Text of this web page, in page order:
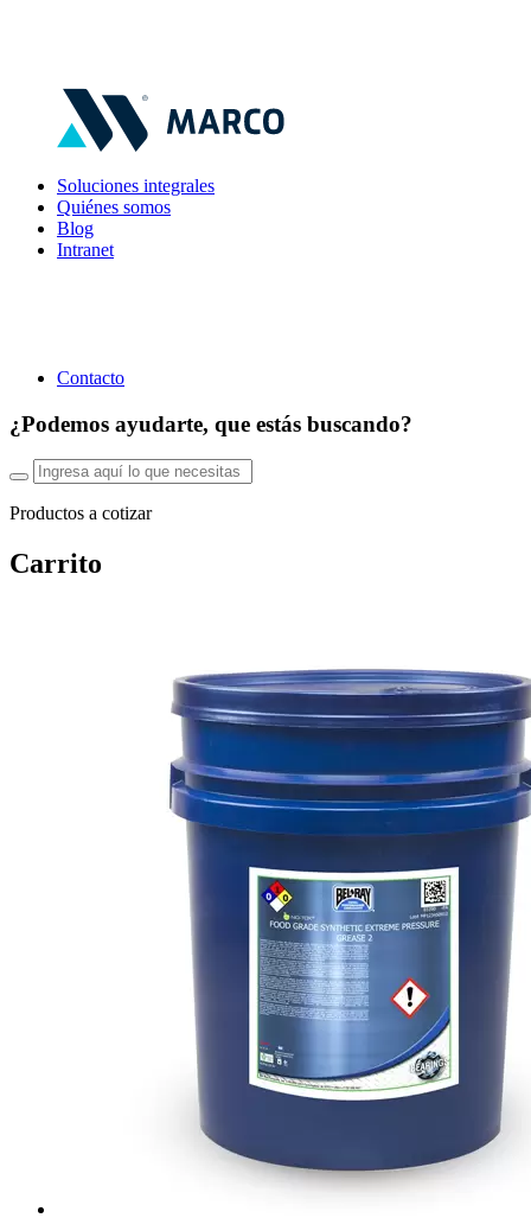
Soluciones integrales
Quiénes somos
Blog
Intranet
Contacto
¿Podemos ayudarte, que estás buscando?
Productos a cotizar
Carrito